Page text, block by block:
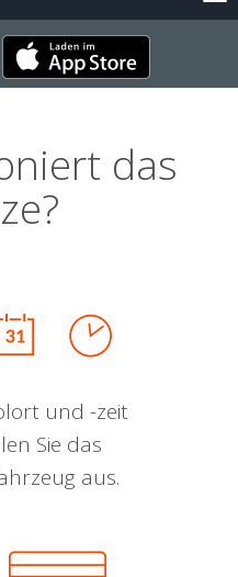
das
und -zeit
Sie das
aus.